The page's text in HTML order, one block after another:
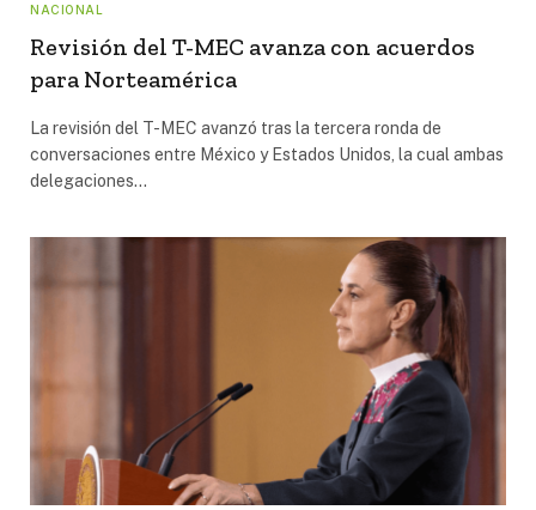
NACIONAL
Revisión del T-MEC avanza con acuerdos
para Norteamérica
La revisión del T-MEC avanzó tras la tercera ronda de
conversaciones entre México y Estados Unidos, la cual ambas
delegaciones…